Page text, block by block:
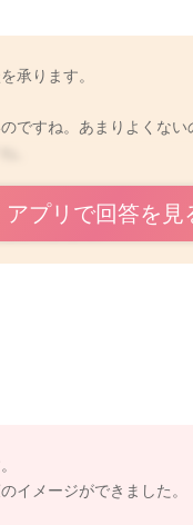
承ります。
ですね。あまりよくな
響します。発達途中の
しれません。
つながると思います。た
えいただければと思いま
ピーカーから離れた場所
アプリで回答を見
イメージができました。